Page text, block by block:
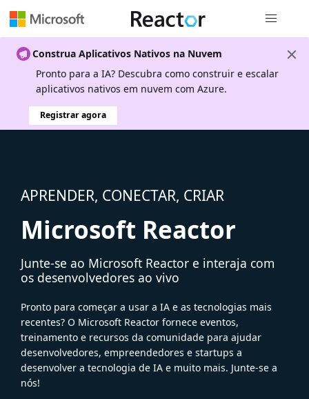
Construa Aplicativos Nativos na Nuvem
Pronto para a IA? Descubra como construir e escalar
aplicativos nativos em nuvem com Azure.
Registrar agora
APRENDER, CONECTAR, CRIAR
Microsoft Reactor
Junte-se ao Microsoft Reactor e interaja com
os desenvolvedores ao vivo
Pronto para começar a usar a IA e as tecnologias mais
recentes? O Microsoft Reactor fornece eventos,
treinamento e recursos da comunidade para ajudar
desenvolvedores, empreendedores e startups a
desenvolver a tecnologia de IA e muito mais. Junte-se a
nós!